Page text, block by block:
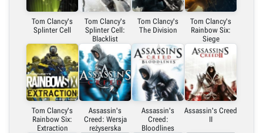
Tom Clancy's
Splinter Cell
Tom Clancy's
Splinter Cell:
Blacklist
Tom Clancy's
The Division
Tom Clancy's
Rainbow Six:
Siege
Tom Clancy's
Rainbow Six:
Extraction
Assassin's
Creed: Wersja
reżyserska
Assassin's
Creed:
Bloodlines
Assassin's Creed
II